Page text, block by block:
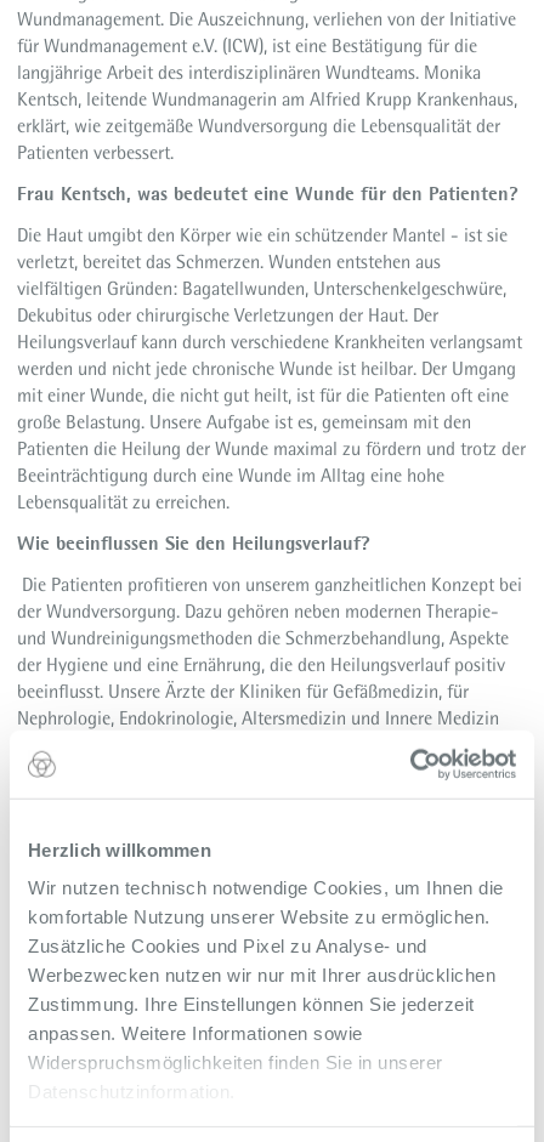
Herzlich willkommen
Wir nutzen technisch notwendige Cookies, um Ihnen die
komfortable Nutzung unserer Website zu ermöglichen.
Zusätzliche Cookies und Pixel zu Analyse- und
Werbezwecken nutzen wir nur mit Ihrer ausdrücklichen
Zustimmung. Ihre Einstellungen können Sie jederzeit
anpassen. Weitere Informationen sowie
Widerspruchsmöglichkeiten finden Sie in unserer
Datenschutzinformation.
Wundmanagement. Die Auszeichnung, verliehen von der Initiative
für Wundmanagement e.V. (ICW), ist eine Bestätigung für die
langjährige Arbeit des interdisziplinären Wundteams. Monika
Kentsch, leitende Wundmanagerin am Alfried Krupp Krankenhaus,
erklärt, wie zeitgemäße Wundversorgung die Lebensqualität der
Patienten verbessert.
Frau Kentsch, was bedeutet eine Wunde für den Patienten?
Die Haut umgibt den Körper wie ein schützender Mantel - ist sie
verletzt, bereitet das Schmerzen. Wunden entstehen aus
vielfältigen Gründen: Bagatellwunden, Unterschenkelgeschwüre,
Dekubitus oder chirurgische Verletzungen der Haut. Der
Heilungsverlauf kann durch verschiedene Krankheiten verlangsamt
werden und nicht jede chronische Wunde ist heilbar. Der Umgang
mit einer Wunde, die nicht gut heilt, ist für die Patienten oft eine
große Belastung. Unsere Aufgabe ist es, gemeinsam mit den
Patienten die Heilung der Wunde maximal zu fördern und trotz der
Beeinträchtigung durch eine Wunde im Alltag eine hohe
Lebensqualität zu erreichen.
Wie beeinflussen Sie den Heilungsverlauf?
Die Patienten profitieren von unserem ganzheitlichen Konzept bei
der Wundversorgung. Dazu gehören neben modernen Therapie-
und Wundreinigungsmethoden die Schmerzbehandlung, Aspekte
der Hygiene und eine Ernährung, die den Heilungsverlauf positiv
beeinflusst. Unsere Ärzte der Kliniken für Gefäßmedizin, für
Nephrologie, Endokrinologie, Altersmedizin und Innere Medizin
sowie der Klinik für Plastische, Rekonstruktive und Ästhetische
Chirurgie, Handchirurgie arbeiten hierzu täglich mit Pflegekräften
und Wundexperten zusammen.
Welche Verbandmethoden setzen Sie ein?
Heute gibt es neben den klassischen Verbandmethoden eine
Vielzahl an Alternativen. Zu unseren Therapie- und
Reinigungsmethoden gehören unter anderem die Ultraschall -
assistierte Wundreinigung, der Einsatz von Maden oder die
Vakuumtherapie. Diese macht einen Verbandwechsel seltener
nötig und regt durch Unterdruck die Wundheilung an. In den
meisten Fällen werden die Patienten lokal mit einem Gel
anästhetisiert, damit sie während der Behandlung der Wunde keine
Schmerzen haben. Das spezielle Gel wird in unserer Apotheke
zusammengestellt und geht auf eine hauseigene Rezeptur zurück.